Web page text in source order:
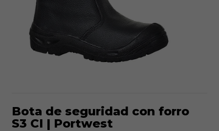
Bota de seguridad con forro
S3 CI | Portwest